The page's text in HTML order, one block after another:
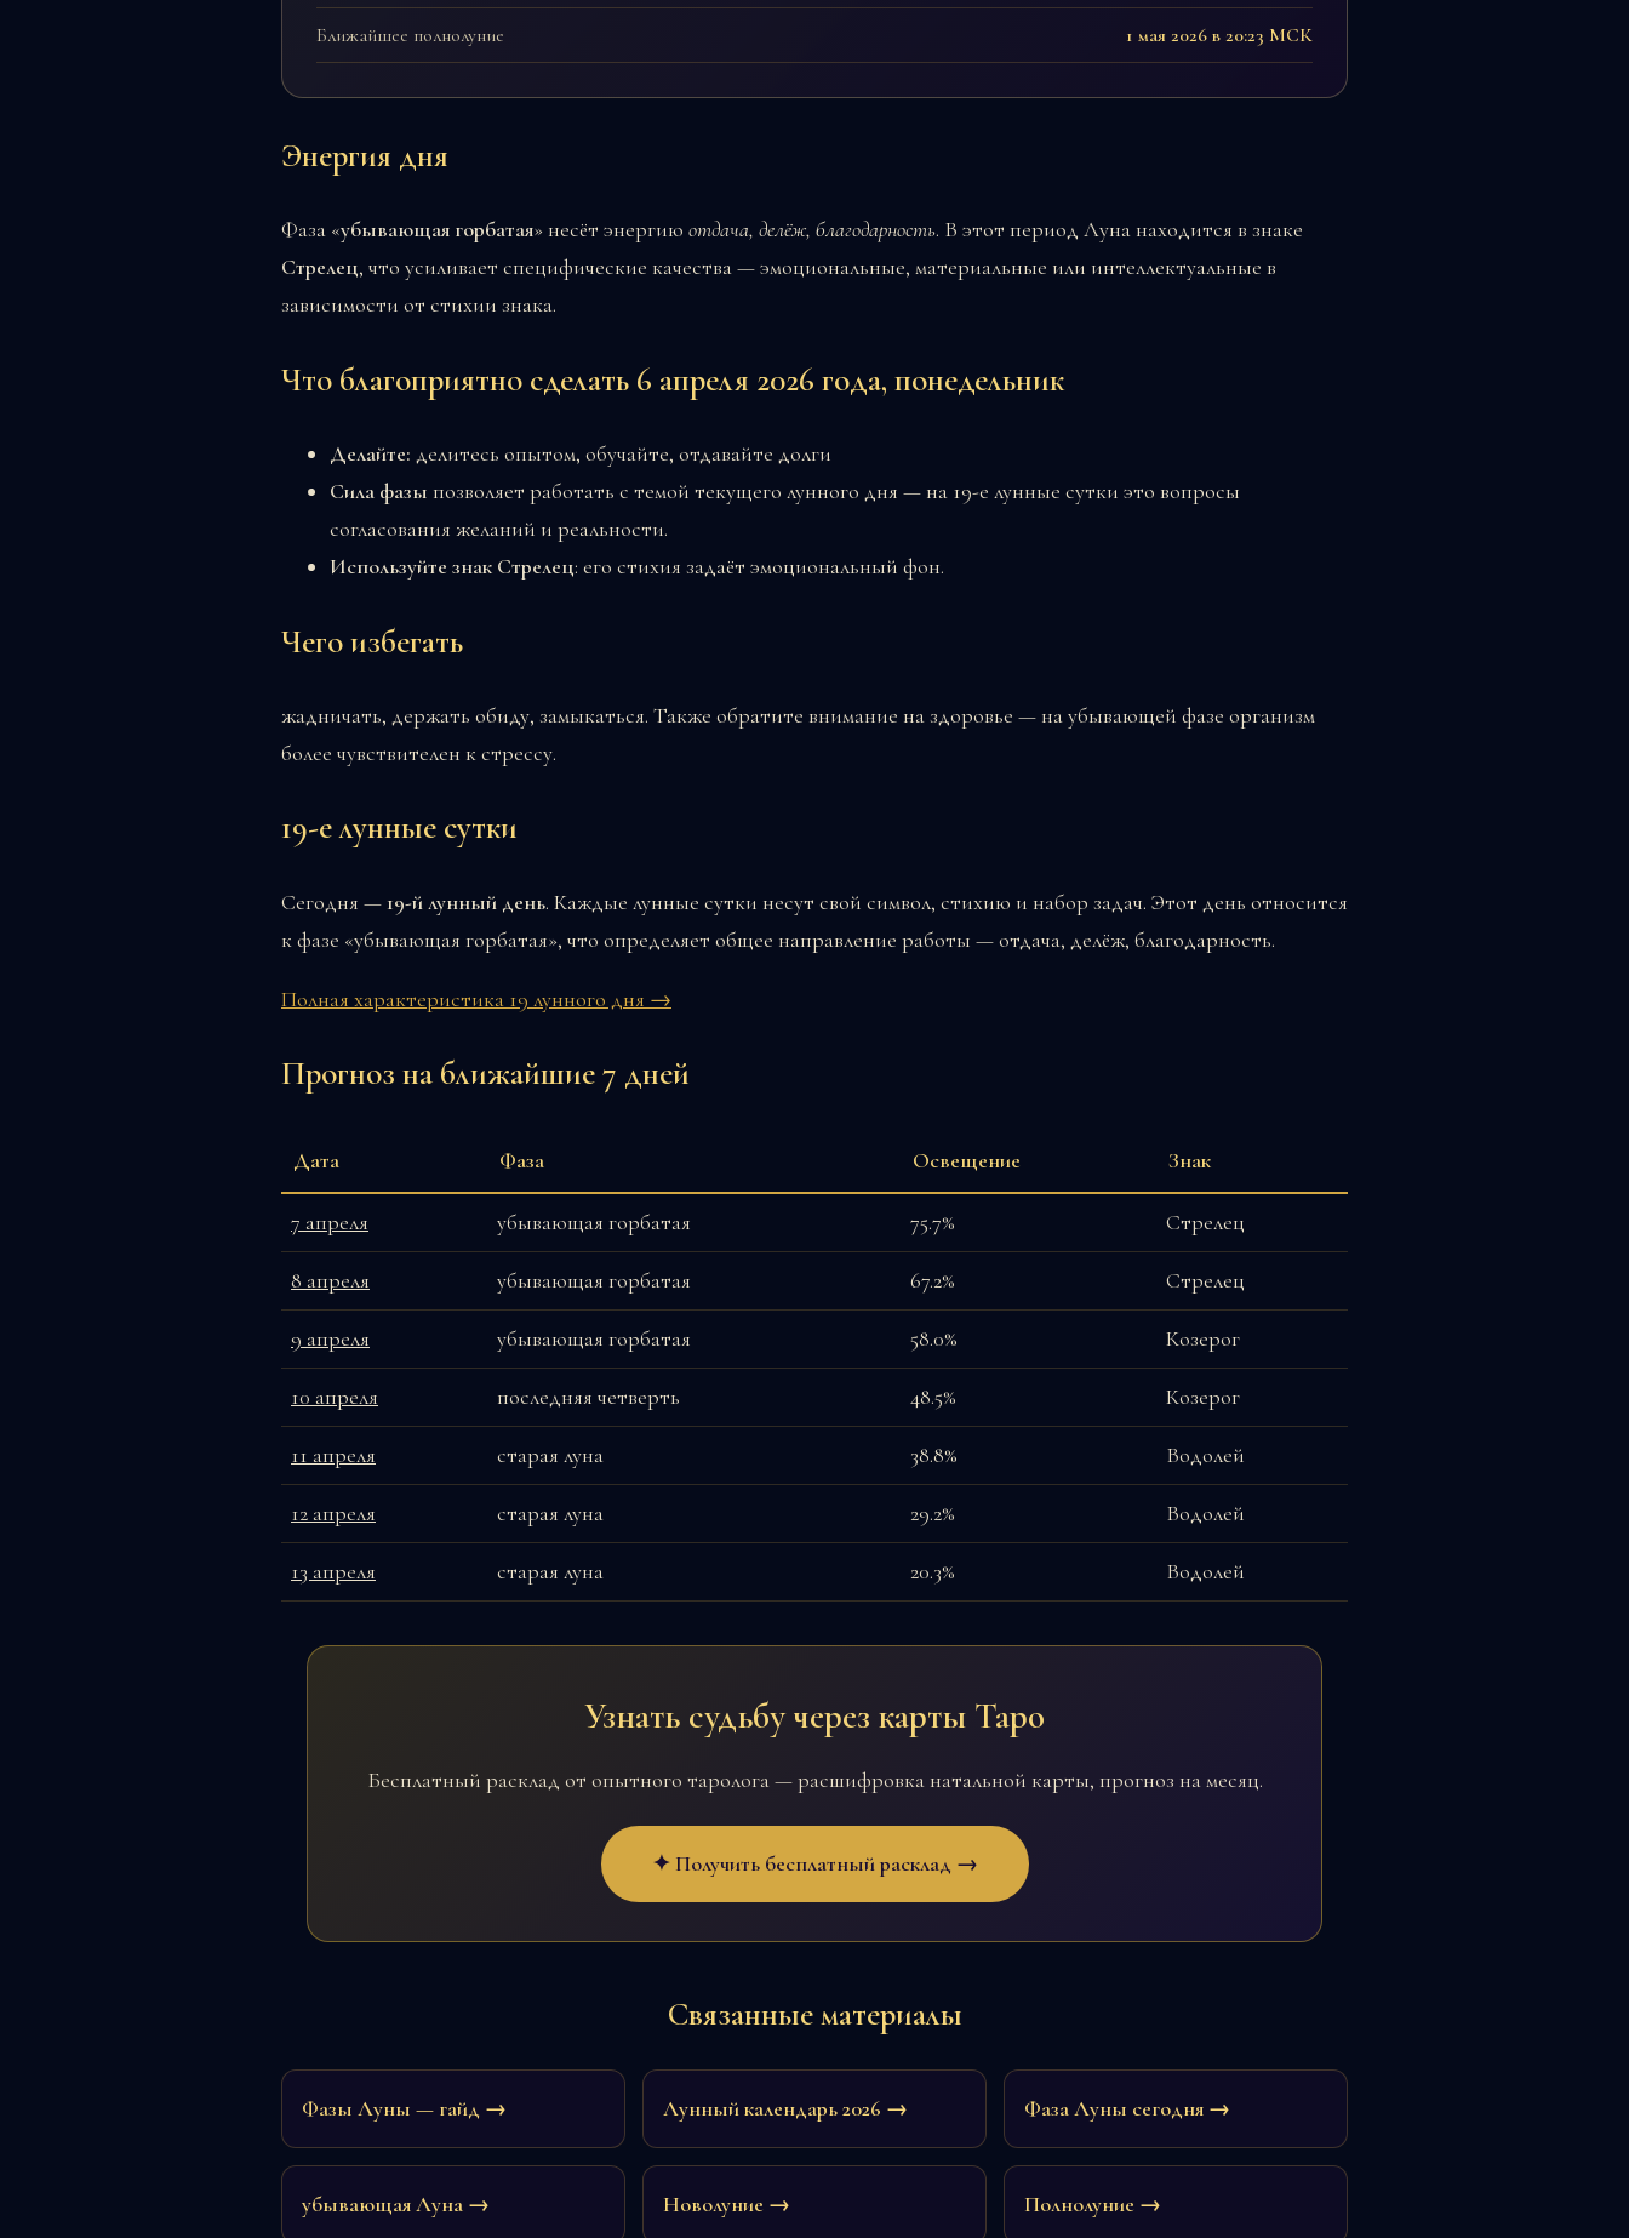
Ближайшее полнолуние 1 мая 2026 в 20:23 МСК
Энергия дня
Фаза «убывающая горбатая» несёт энергию отдача, делёж, благодарность. В этот период Луна находится в знаке
Стрелец, что усиливает специфические качества — эмоциональные, материальные или интеллектуальные в
зависимости от стихии знака.
Что благоприятно сделать 6 апреля 2026 года, понедельник
Делайте: делитесь опытом, обучайте, отдавайте долги
Сила фазы позволяет работать с темой текущего лунного дня — на 19-е лунные сутки это вопросы
согласования желаний и реальности.
Используйте знак Стрелец: его стихия задаёт эмоциональный фон.
Чего избегать
жадничать, держать обиду, замыкаться. Также обратите внимание на здоровье — на убывающей фазе организм
более чувствителен к стрессу.
19-е лунные сутки
Сегодня — 19-й лунный день. Каждые лунные сутки несут свой символ, стихию и набор задач. Этот день относится
к фазе «убывающая горбатая», что определяет общее направление работы — отдача, делёж, благодарность.
Полная характеристика 19 лунного дня →
Прогноз на ближайшие 7 дней
Дата Фаза Освещение Знак
7 апреля убывающая горбатая 75.7% Стрелец
8 апреля убывающая горбатая 67.2% Стрелец
9 апреля убывающая горбатая 58.0% Козерог
10 апреля последняя четверть 48.5% Козерог
11 апреля старая луна 38.8% Водолей
12 апреля старая луна 29.2% Водолей
13 апреля старая луна 20.3% Водолей
Узнать судьбу через карты Таро
Бесплатный расклад от опытного таролога — расшифровка натальной карты, прогноз на месяц.
✦ Получить бесплатный расклад →
Связанные материалы
Фазы Луны — гайд → Лунный календарь 2026 → Фаза Луны сегодня →
убывающая Луна → Новолуние → Полнолуние →